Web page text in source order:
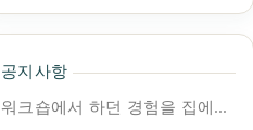
공지사항
워크숍에서 하던 경험을 집에서도 이어가보세요.